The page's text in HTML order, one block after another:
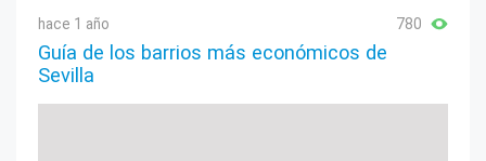
hace 1 año 780
Guía de los barrios más económicos de
Sevilla